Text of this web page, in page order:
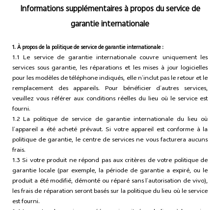
Informations supplémentaires à propos du service de
garantie internationale
1. À propos de la politique de service de garantie internationale :
1.1 Le service de garantie internationale couvre uniquement les
services sous garantie, les réparations et les mises à jour logicielles
pour les modèles de téléphone indiqués, elle n’inclut pas le retour et le
remplacement des appareils. Pour bénéficier d’autres services,
veuillez vous référer aux conditions réelles du lieu où le service est
fourni.
1.2 La politique de service de garantie internationale du lieu où
l’appareil a été acheté prévaut. Si votre appareil est conforme à la
politique de garantie, le centre de services ne vous facturera aucuns
frais.
1.3 Si votre produit ne répond pas aux critères de votre politique de
garantie locale (par exemple, la période de garantie a expiré, ou le
produit a été modifié, démonté ou réparé sans l’autorisation de vivo),
les frais de réparation seront basés sur la politique du lieu où le service
est fourni.